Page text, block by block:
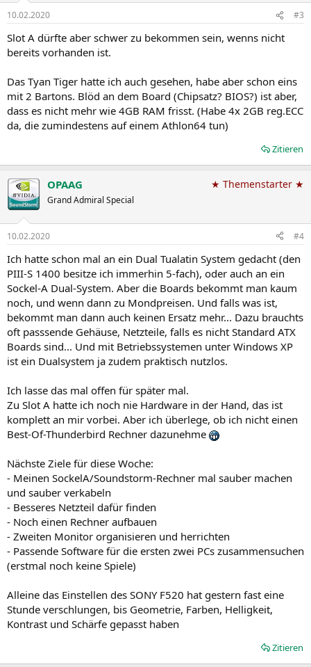
10.02.2020 #3
Slot A dürfte aber schwer zu bekommen sein, wenns nicht
bereits vorhanden ist.
Das Tyan Tiger hatte ich auch gesehen, habe aber schon eins
mit 2 Bartons. Blöd an dem Board (Chipsatz? BIOS?) ist aber,
dass es nicht mehr wie 4GB RAM frisst. (Habe 4x 2GB reg.ECC
da, die zumindestens auf einem Athlon64 tun)
Zitieren
OPAAG
Grand Admiral Special
★ Themenstarter ★
10.02.2020 #4
Ich hatte schon mal an ein Dual Tualatin System gedacht (den
PIII-S 1400 besitze ich immerhin 5-fach), oder auch an ein
Sockel-A Dual-System. Aber die Boards bekommt man kaum
noch, und wenn dann zu Mondpreisen. Und falls was ist,
bekommt man dann auch keinen Ersatz mehr... Dazu brauchts
oft passsende Gehäuse, Netzteile, falls es nicht Standard ATX
Boards sind... Und mit Betriebssystemen unter Windows XP
ist ein Dualsystem ja zudem praktisch nutzlos.
Ich lasse das mal offen für später mal.
Zu Slot A hatte ich noch nie Hardware in der Hand, das ist
komplett an mir vorbei. Aber ich überlege, ob ich nicht einen
Best-Of-Thunderbird Rechner dazunehme
Nächste Ziele für diese Woche:
- Meinen SockelA/Soundstorm-Rechner mal sauber machen
und sauber verkabeln
- Besseres Netzteil dafür finden
- Noch einen Rechner aufbauen
- Zweiten Monitor organisieren und herrichten
- Passende Software für die ersten zwei PCs zusammensuchen
(erstmal noch keine Spiele)
Alleine das Einstellen des SONY F520 hat gestern fast eine
Stunde verschlungen, bis Geometrie, Farben, Helligkeit,
Kontrast und Schärfe gepasst haben
Zitieren